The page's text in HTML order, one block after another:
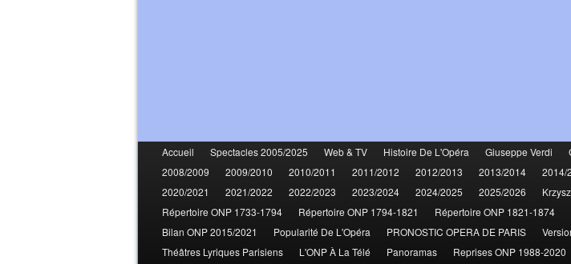
Accueil Spectacles 2005/2025 Web & TV Histoire De L'Opéra Giuseppe Verdi
2008/2009
2009/2010 2010/2011 2011/2012 2012/2013 2013/2014 2014/
2020/2021
2021/2022 2022/2023 2023/2024 2024/2025 2025/2026
Répertoire ONP 1733-1794
Répertoire ONP 1794-1821 Répertoire ONP 1821-1874
Bilan ONP 2015/2021
Popularité De L'Opéra PRONOSTIC OPERA DE PARIS
Théâtres Lyriques Parisiens
L'ONP À La Télé Panoramas Reprises ONP 1988-2020